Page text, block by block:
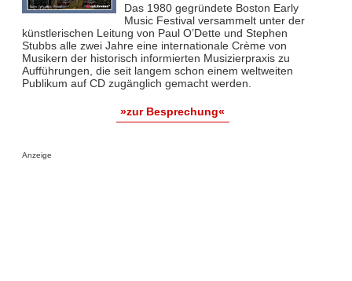
Das 1980 gegründete Boston Early
Music Festival versammelt unter der
künstlerischen Leitung von Paul O’Dette und Stephen
Stubbs alle zwei Jahre eine internationale Crème von
Musikern der historisch informierten Musizierpraxis zu
Aufführungen, die seit langem schon einem weltweiten
Publikum auf CD zugänglich gemacht werden.
»zur Besprechung«
Anzeige